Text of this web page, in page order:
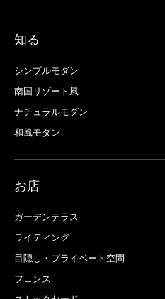
知る
シンプルモダン
南国リゾート風
ナチュラルモダン
和風モダン
お店
ガーデンテラス
ライティング
目隠し・プライベート空間
フェンス